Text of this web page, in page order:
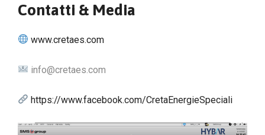
Contatti & Media
www.cretaes.com
info@cretaes.com
https://www.facebook.com/CretaEnergieSpeciali